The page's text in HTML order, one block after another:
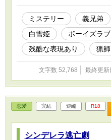
な描写が入
写があります。
ミステリー 義兄弟
白雪姫
ボーイズラブ
残酷な表現あり
猟師
文字数 52,768 最終更
恋愛 完結 短編 R18
シンデレラ逃亡劇